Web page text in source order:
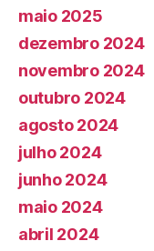
maio 2025
dezembro 2024
novembro 2024
outubro 2024
agosto 2024
julho 2024
junho 2024
maio 2024
abril 2024